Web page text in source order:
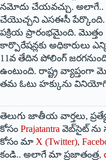
నమోదు చేయవచ్చు. అలాగే..
చేయొచ్చని ఎసఈసీ పేర్కొంది.
పక్రియ ప్రారంభమైంది.
కార్పొరేషన్లకు అధికారులు
11వ తేదిన పోలింగ్
ఉంటుంది. రాష్ట్ర వ్యాప్తంగా
తమ ఓటు హక్కును
తెలుగు జాతీయ వార్తలు,
కోసం Prajatantra వెబ్‌సైట్ ను
కోసం మా X (Twitter),
కండి.. అలాగే మా ప్రజాతంత్ర,